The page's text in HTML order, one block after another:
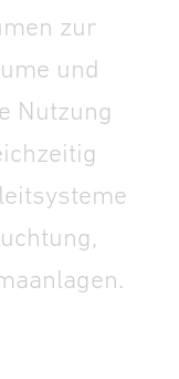
zur
und
Nutzung